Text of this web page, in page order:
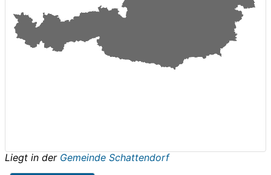
Liegt in der Gemeinde Schattendorf